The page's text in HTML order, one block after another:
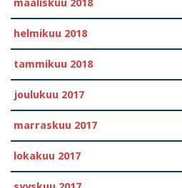
maaliskuu 2018
helmikuu 2018
tammikuu 2018
joulukuu 2017
marraskuu 2017
lokakuu 2017